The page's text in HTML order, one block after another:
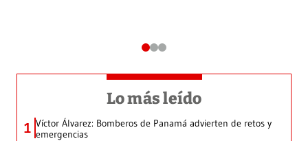
Lo más leído
1 Víctor Álvarez: Bomberos de Panamá advierten de retos y
emergencias